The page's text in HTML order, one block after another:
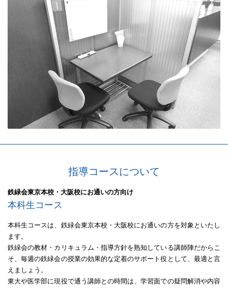
指導コースについて
鉄緑会東京本校・大阪校にお通いの方向け
本科生コース
本科生コースは、鉄緑会東京本校・大阪校にお通いの方を対象といたし
ます。
鉄緑会の教材・カリキュラム・指導方針を熟知している講師陣だからこ
そ、毎週の鉄緑会の授業の効果的な定着のサポート役として、最適と言
えましょう。
東大や医学部に現役で通う講師との時間は、学習面での疑問解消や内容